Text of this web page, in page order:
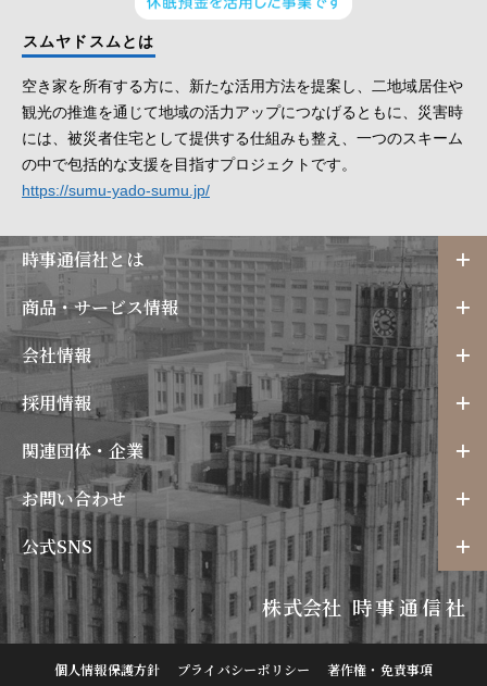
スムヤドスムとは
空き家を所有する方に、新たな活用方法を提案し、二地域居住や
観光の推進を通じて地域の活力アップにつなげるともに、災害時
には、被災者住宅として提供する仕組みも整え、一つのスキーム
の中で包括的な支援を目指すプロジェクトです。
https://sumu-yado-sumu.jp/
時事通信社とは
商品・サービス情報
会社情報
採用情報
関連団体・企業
お問い合わせ
公式SNS
株式会社 時事通信社
個人情報保護方針 プライバシーポリシー 著作権・免責事項